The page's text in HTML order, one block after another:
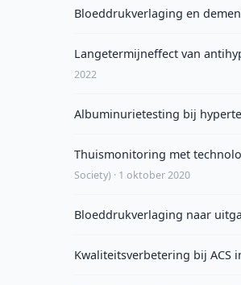
Bloeddrukverlaging en
Langetermijneffect van
2022
Albuminurietesting bij
Thuismonitoring met
Society) · 1 oktober 2020
Bloeddrukverlaging naar
Kwaliteitsverbetering bij ACS